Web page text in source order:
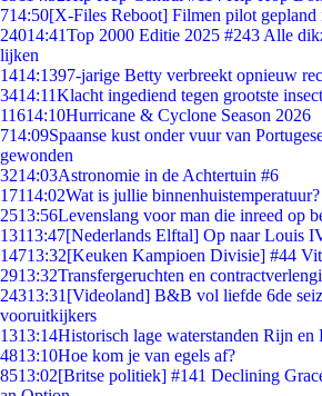
714:50[X-Files Reboot] Filmen pilot gepland
24014:41Top 2000 Editie 2025 #243 Alle
lijken
1414:1397-jarige Betty verbreekt opnieuw
3414:11Klacht ingediend tegen grootste
11614:10Hurricane & Cyclone Season 2026
714:09Spaanse kust onder vuur van
gewonden
3214:03Astronomie in de Achtertuin #6
17114:02Wat is jullie
2513:56Levenslang voor man die inreed op
13113:47[Nederlands Elftal] Op naar Louis
14713:32[Keuken Kampioen Divisie] #44
2913:32Transfergeruchten en
24313:31 [Videoland] B&B vol liefde 6de
vooruitkijkers
1313:14Historisch lage waterstanden Rijn en
4813:10Hoe kom je van egels af?
8513:02[Britse politiek] #141 Declining